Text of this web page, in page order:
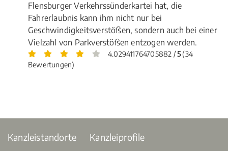
Flensburger Verkehrssünderkartei hat, die
Fahrerlaubnis kann ihm nicht nur bei
Geschwindigkeitsverstößen, sondern auch bei einer
Vielzahl von Parkverstößen entzogen werden.
4.029411764705882 /5(34
Bewertungen)
Kanzleistandorte Kanzleiprofile